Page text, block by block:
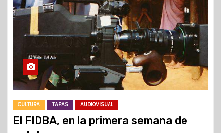
CULTURA TAPAS AUDIOVISUAL
El FIDBA, en la primera semana de